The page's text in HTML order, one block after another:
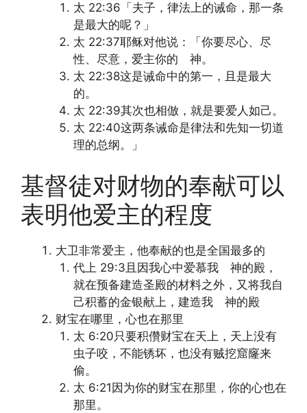
太 22:36「夫子，律法上的诫命，那一条
是最大的呢？」
太 22:37耶稣对他说：「你要尽心、尽
性、尽意，爱主你的 神。
太 22:38这是诫命中的第一，且是最大
的。
太 22:39其次也相倣，就是要爱人如己。
太 22:40这两条诫命是律法和先知一切道
理的总纲。」
基督徒对财物的奉献可以
表明他爱主的程度
大卫非常爱主，他奉献的也是全国最多的
代上 29:3且因我心中爱慕我 神的殿，
就在预备建造圣殿的材料之外，又将我自
己积蓄的金银献上，建造我 神的殿
财宝在哪里，心也在那里
太 6:20只要积儹财宝在天上，天上没有
虫子咬，不能锈坏，也没有贼挖窟窿来
偷。
太 6:21因为你的财宝在那里，你的心也在
那里。